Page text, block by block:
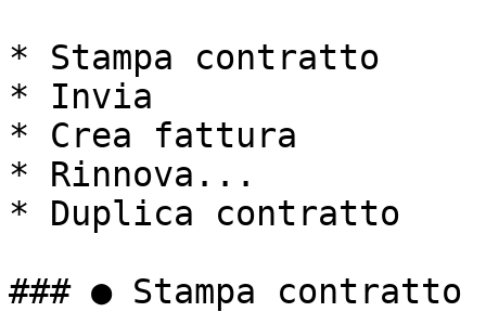
* Stampa contratto
* Invia
* Crea fattura
* Rinnova...
* Duplica contratto
### ● Stampa contratto